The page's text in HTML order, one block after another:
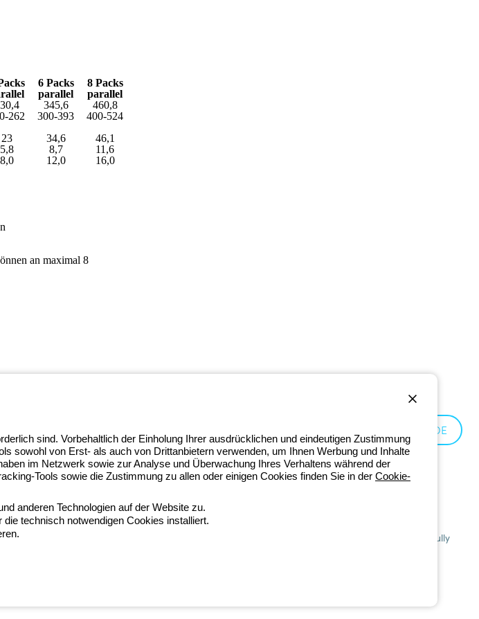
6 Packs
parallel
8 Packs
parallel
345,6
460,8
262 300-393
400-524
23 34,6
46,1
5,8 8,7
11,6
8,0 12,0
16,0
an maximal 8
DE
S.p.A. - P.IVA (IT) 00666341201 - Registered in the Register of Companies of Bologna. Fully
sind. Vorbehaltlich der Einholung Ihrer ausdrücklichen und eindeutigen Zustimmung
sowohl von Erst- als auch von Drittanbietern verwenden, um Ihnen Werbung und Inhalte
im Netzwerk sowie zur Analyse und Überwachung Ihres Verhaltens während der
Tools sowie die Zustimmung zu allen oder einigen Cookies finden Sie in der Cookie-
anderen Technologien auf der Website zu.
technisch notwendigen Cookies installiert.